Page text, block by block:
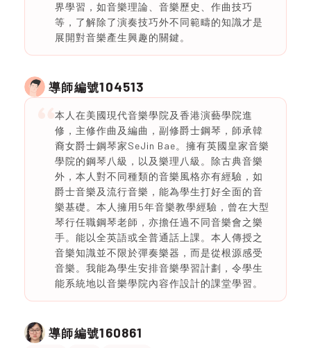
界學習，如音樂理論、音樂歷史、作曲技巧
等，了解除了演奏技巧外不同範疇的知識才是
展開對音樂產生興趣的關鍵。
導師編號104513
本人在美國現代音樂學院及香港演藝學院進
修，主修作曲及編曲，副修爵士鋼琴，師承韓
裔女爵士鋼琴家SeJin Bae。擁有英國皇家音樂
學院的鋼琴八級，以及樂理八級。除古典音樂
外，本人對不同種類的音樂風格亦有經驗，如
爵士音樂及流行音樂，能為學生打好全面的音
樂基礎。本人擁用5年音樂教學經驗，曾在大型
琴行任職鋼琴老師，亦擔任過不同音樂會之樂
手。能以全英語或全普通話上課。本人傳授之
音樂知識並不限於彈奏樂器，而是從根源感受
音樂。我能為學生安排音樂學習計劃，令學生
能系統地以音樂學院內容作設計的課堂學習。
導師編號160861